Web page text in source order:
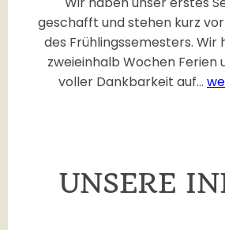
i
p
geschafft und stehen kurz
des Frühlingssemesters.
zweieinhalb Wochen Ferien
voller Dankbarkeit auf… H
N
UNSERE